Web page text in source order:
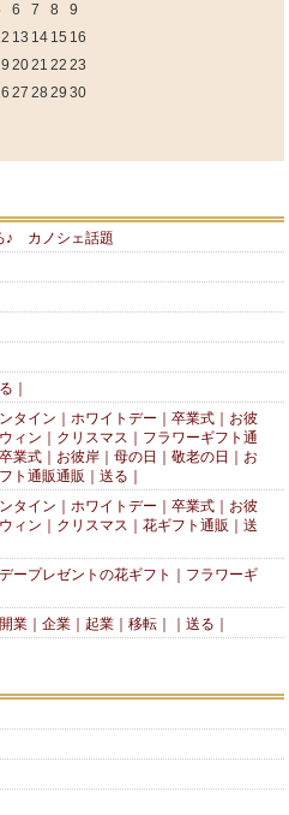
6 7 8
9
13 14 15 16
2021 22 23
27 28 29 30
♪ カノシェ話題
｜
タイン｜ホワイトデー｜卒業式｜お彼
ィン｜クリスマス｜フラワーギフト通
業式｜お彼岸｜母の日｜敬老の日｜お
ト通販通販｜送る｜
タイン｜ホワイトデー｜卒業式｜お彼
ィン｜クリスマス｜花ギフト通販｜送
ープレゼントの花ギフト｜フラワーギ
業｜企業｜起業｜移転｜｜送る｜